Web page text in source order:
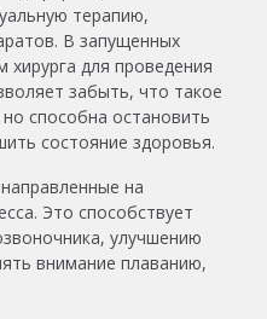
терапию,
В запущенных
хирурга для проведения
забыть, что такое
способна остановить
состояние здоровья.
на
Это способствует
улучшению
внимание плаванию,